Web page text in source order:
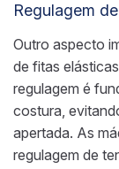
Regulagem
Outro aspecto
de fitas
regulagem é
costura,
apertada. As
regulagem de